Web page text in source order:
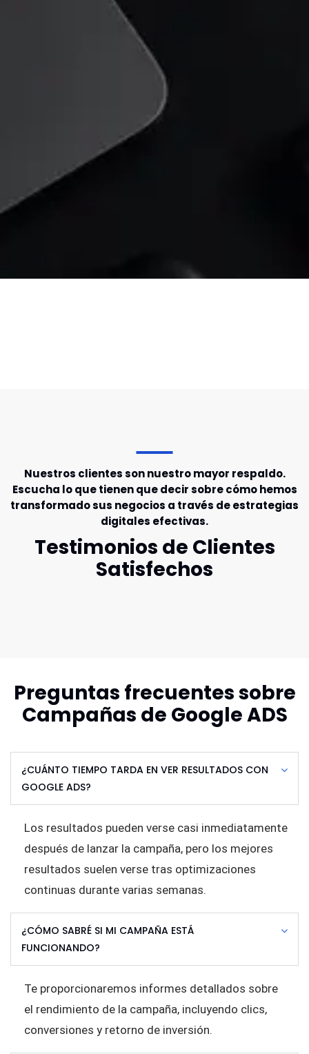
Confía en Ads Online para gestionar y
optimizar tus campañas de Google Ads,
incrementando tus ventas y mejorando tu ROI.
descubre cómo podemos ayudarte a crecer.
Solicita tu Consulta
Nuestros clientes son nuestro mayor respaldo.
Escucha lo que tienen que decir sobre cómo hemos
transformado sus negocios a través de estrategias
digitales efectivas.
Testimonios de Clientes
Satisfechos
Preguntas frecuentes sobre
Campañas de Google ADS
¿CUÁNTO TIEMPO TARDA EN VER RESULTADOS CON
GOOGLE ADS?
Los resultados pueden verse casi inmediatamente
después de lanzar la campaña, pero los mejores
resultados suelen verse tras optimizaciones
continuas durante varias semanas.
¿CÓMO SABRÉ SI MI CAMPAÑA ESTÁ
FUNCIONANDO?
Te proporcionaremos informes detallados sobre
el rendimiento de la campaña, incluyendo clics,
conversiones y retorno de inversión.